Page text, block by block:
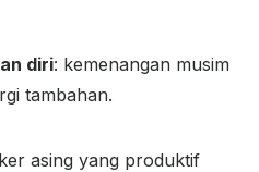
diri: kemenangan musim
tambahan.
asing yang produktif